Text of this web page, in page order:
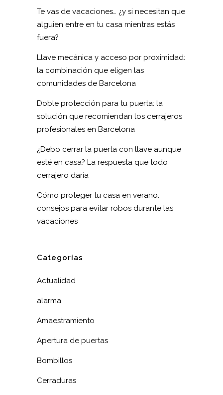
Te vas de vacaciones… ¿y si necesitan que
alguien entre en tu casa mientras estás
fuera?
Llave mecánica y acceso por proximidad:
la combinación que eligen las
comunidades de Barcelona
Doble protección para tu puerta: la
solución que recomiendan los cerrajeros
profesionales en Barcelona
¿Debo cerrar la puerta con llave aunque
esté en casa? La respuesta que todo
cerrajero daría
Cómo proteger tu casa en verano:
consejos para evitar robos durante las
vacaciones
Categorías
Actualidad
alarma
Amaestramiento
Apertura de puertas
Bombillos
Cerraduras